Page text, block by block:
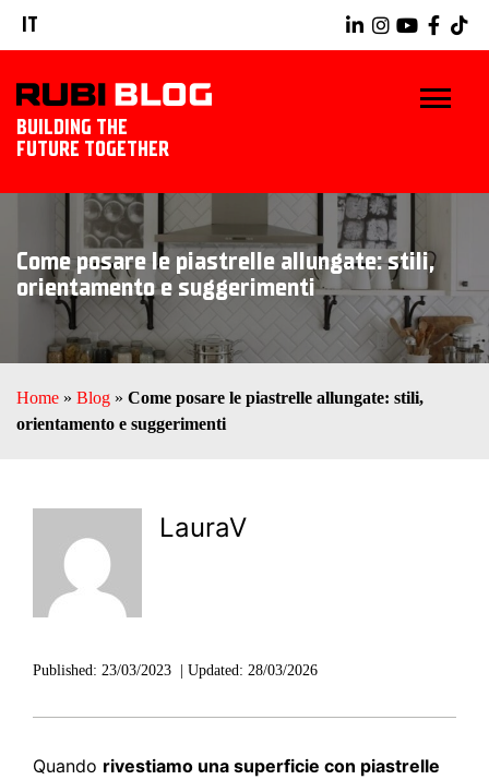
IT
BUILDING THE
FUTURE TOGETHER
TRUCCHI E CONSIGLI
IDEE E PROGETTI
SCOPRI RUBI
Come posare le piastrelle allungate: stili,
orientamento e suggerimenti
Home » Blog » Come posare le piastrelle allungate: stili,
orientamento e suggerimenti
LauraV
Published: 23/03/2023 Updated: 28/03/2026
Quando rivestiamo una superficie con piastrelle